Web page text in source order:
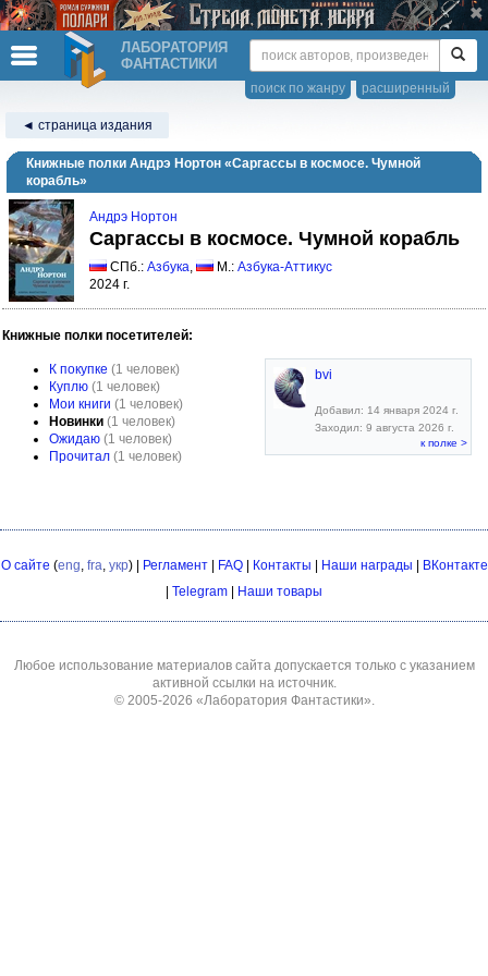
ЛАБОРАТОРИЯ
ФАНТАСТИКИ
расширенный
поиск по жанру
◄ страница издания
Книжные полки Андрэ Нортон «Саргассы в космосе. Чумной
корабль»
Андрэ Нортон
Саргассы в космосе. Чумной корабль
СПб.: Азбука, М.: Азбука-Аттикус
2024 г.
Книжные полки посетителей:
К покупке (1 человек)
Куплю (1 человек)
Мои книги (1 человек)
Новинки (1 человек)
Ожидаю (1 человек)
Прочитал (1 человек)
bvi
Добавил: 14 января 2024 г.
Заходил: 9 августа 2026 г.
к полке >
О сайте (eng, fra, укр) | Регламент| FAQ| Контакты Наши награды
ВКонтакте
Telegram Наши товары
Любое использование материалов сайта допускается только с указанием
активной ссылки на источник.
© 2005-2026 «Лаборатория Фантастики».